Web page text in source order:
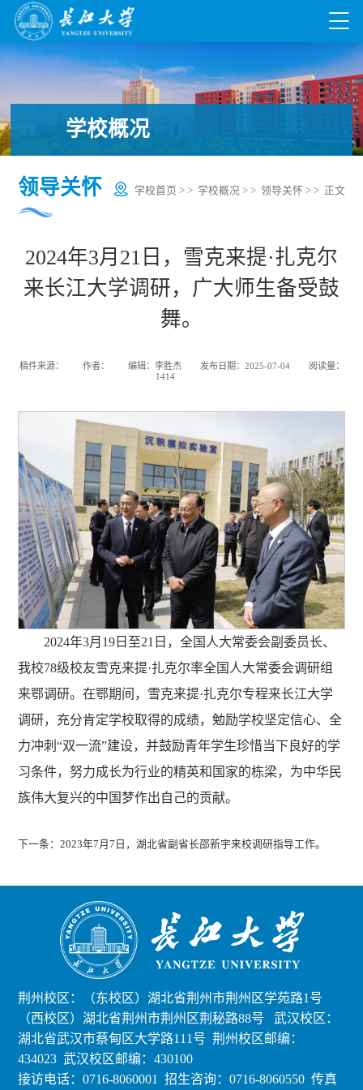
学校概况
领导关怀 学校首页 > > 学校概况> > 领导关怀 > > 正文
2024年3月21日，雪克来提·扎克尔
来长江大学调研，广大师生备受鼓
舞。
稿件来源： 作者： 编辑：李胜杰 发布日期：2025-07-04
阅读量：
1414
2024年3月19日至21日，全国人大常委会副委员长、
我校78级校友雪克来提·扎克尔率全国人大常委会调研组
来鄂调研。在鄂期间，雪克来提·扎克尔专程来长江大学
调研，充分肯定学校取得的成绩，勉励学校坚定信心、全
力冲刺“双一流”建设，并鼓励青年学生珍惜当下良好的学
习条件，努力成长为行业的精英和国家的栋梁，为中华民
族伟大复兴的中国梦作出自己的贡献。
下一条：2023年7月7日，湖北省副省长邵新宇来校调研指导工作。
荆州校区：（东校区）湖北省荆州市荆州区学苑路1号
（西校区）湖北省荆州市荆州区荆秘路88号 武汉校区：
湖北省武汉市蔡甸区大学路111号 荆州校区邮编：
434023 武汉校区邮编：430100
接访电话：0716-8060001 招生咨询：0716-8060550 传真